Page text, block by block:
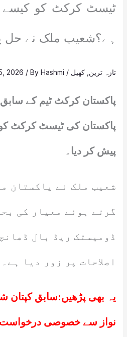
ٹیسٹ کرکٹ کو کیسے
ہے؟شعیب ملک نے حل
تازہ ترین کھیل /
2026 / ByHashmi
پاکستان کرکٹ ٹیم کے
پاکستان کی ٹیسٹ کرکٹ کو
پیش کر دیا۔
شعیب ملک نے پاکستان
گرتے ہوئے معیار کی
ڈومیسٹک ریڈ بال
اصلاحات پر زور دیا ہے۔
یہ بھی پڑھیں:سابق کپتان
نواز سے خصوصی